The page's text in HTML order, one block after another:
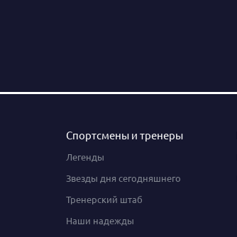
Спортсмены и тренеры
Легенды
Звезды дня сегодняшнего
Тренерский штаб
Наши надежды